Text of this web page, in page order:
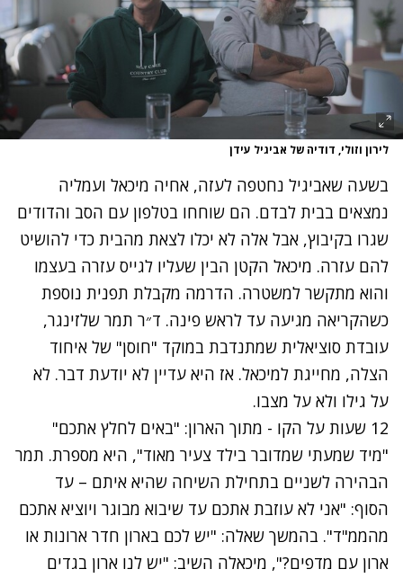
לירון וזולי, דודיה של אביגיל עידן
בשעה שאביגיל נחטפה לעזה, אחיה מיכאל ועמליה
נמצאים בבית לבדם. הם שוחחו בטלפון עם הסב והדודים
שגרו בקיבוץ, אבל אלה לא יכלו לצאת מהבית כדי להושיט
להם עזרה. מיכאל הקטן הבין שעליו לגייס עזרה בעצמו
והוא מתקשר למשטרה. הדרמה מקבלת תפנית נוספת
כשהקריאה מגיעה עד לראש פינה. ד״ר תמר שלזינגר,
עובדת סוציאלית שמתנדבת במוקד "חוסן" של איחוד
הצלה, מחייגת למיכאל. אז היא עדיין לא יודעת דבר. לא
על גילו ולא על מצבו.
12 שעות על הקו - מתוך הארון: "באים לחלץ אתכם"
"מיד שמעתי שמדובר בילד צעיר מאוד", היא מספרת. תמר
הבהירה לשניים בתחילת השיחה שהיא איתם – עד
הסוף: "אני לא עוזבת אתכם עד שיבוא מבוגר ויוציא אתכם
מהממ"ד". בהמשך שאלה: "יש לכם בארון חדר ארונות או
ארון עם מדפים?", מיכאלה השיב: "יש לנו ארון בגדים